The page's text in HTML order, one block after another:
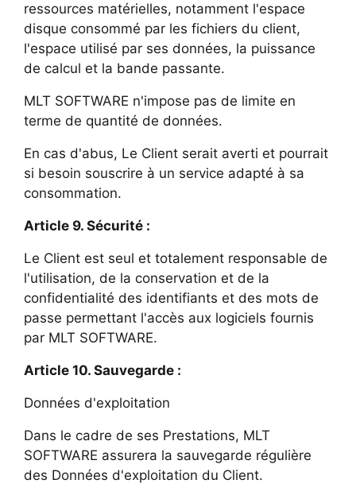
ressources matérielles, notamment l'espace
disque consommé par les fichiers du client,
l'espace utilisé par ses données, la puissance
de calcul et la bande passante.
MLT SOFTWARE n'impose pas de limite en
terme de quantité de données.
En cas d'abus, Le Client serait averti et pourrait
si besoin souscrire à un service adapté à sa
consommation.
Article 9. Sécurité :
Le Client est seul et totalement responsable de
l'utilisation, de la conservation et de la
confidentialité des identifiants et des mots de
passe permettant l'accès aux logiciels fournis
par MLT SOFTWARE.
Article 10. Sauvegarde :
Données d'exploitation
Dans le cadre de ses Prestations, MLT
SOFTWARE assurera la sauvegarde régulière
des Données d'exploitation du Client.